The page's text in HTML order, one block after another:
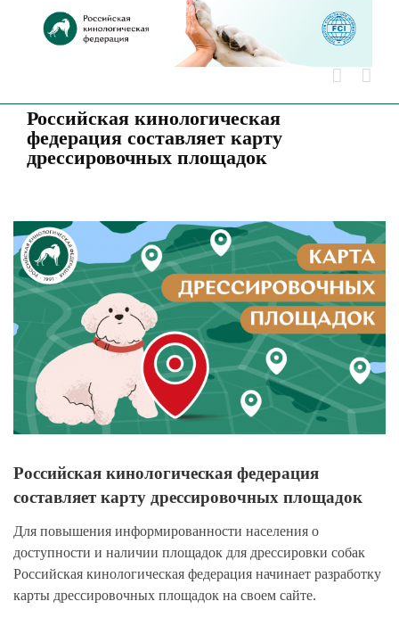
Российская кинологическая
федерация составляет карту
дрессировочных площадок
View
Larger
Image
Российская кинологическая федерация
составляет карту дрессировочных площадок
Для повышения информированности населения о
доступности и наличии площадок для дрессировки собак
Российская кинологическая федерация начинает разработку
карты дрессировочных площадок на своем сайте.